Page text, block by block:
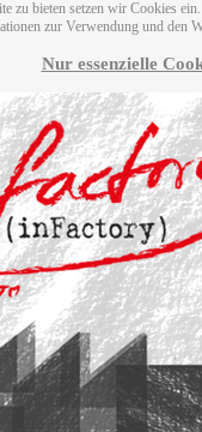
zu bieten setzen wir Cookies
zur Verwendung und den
Nur essenzielle